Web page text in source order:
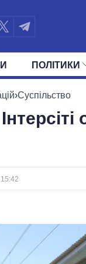
ПОЛIТИКИ
ПРЕЗИДЕНТ І ОФІС
›Суспільство